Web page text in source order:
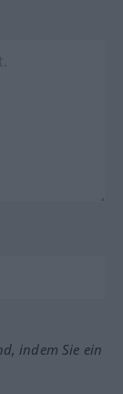
indem Sie ein